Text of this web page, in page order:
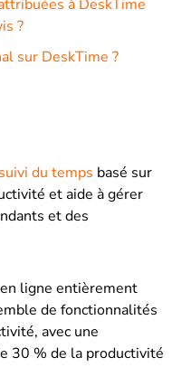
à DeskTime
?
sur DeskTime ?
du temps basé sur
et aide à gérer
et des
ligne entièrement
de fonctionnalités
avec une
30 % de la productivité